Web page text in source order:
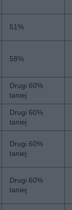
51%
58%
Drugi 60%
taniej
Drugi 60%
taniej
Drugi 60%
taniej
Drugi 60%
taniej